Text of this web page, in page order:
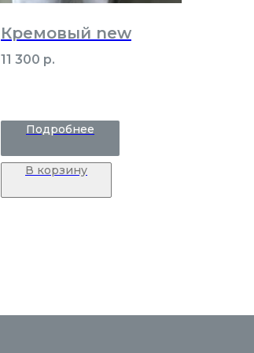
Кремовый new
11 300 р.
Подробнее
В корзину